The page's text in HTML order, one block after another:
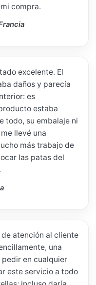
compra.
excelente. El
daños y parecía
es
estaba
todo, su embalaje ni
llevé una
más trabajo de
las patas del
atención al cliente
una
en cualquier
este servicio a todo